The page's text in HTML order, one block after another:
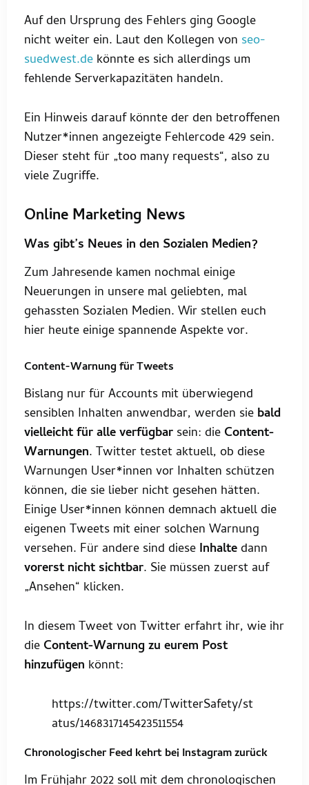
Auf den Ursprung des Fehlers ging Google
nicht weiter ein. Laut den Kollegen von seo-
suedwest.de könnte es sich allerdings um
fehlende Serverkapazitäten handeln.
Ein Hinweis darauf könnte der den betroffenen
Nutzer*innen angezeigte Fehlercode 429 sein.
Dieser steht für „too many requests“, also zu
viele Zugriffe.
Online Marketing News
Was gibt’s Neues in den Sozialen Medien?
Zum Jahresende kamen nochmal einige
Neuerungen in unsere mal geliebten, mal
gehassten Sozialen Medien. Wir stellen euch
hier heute einige spannende Aspekte vor.
Content-Warnung für Tweets
Bislang nur für Accounts mit überwiegend
sensiblen Inhalten anwendbar, werden sie bald
vielleicht für alle verfügbar sein: die Content-
Warnungen. Twitter testet aktuell, ob diese
Warnungen User*innen vor Inhalten schützen
können, die sie lieber nicht gesehen hätten.
Einige User*innen können demnach aktuell die
eigenen Tweets mit einer solchen Warnung
versehen. Für andere sind diese Inhaltedann
vorerst nicht sichtbar. Sie müssen zuerst auf
„Ansehen“ klicken.
In diesem Tweet von Twitter erfahrt ihr, wie ihr
die Content-Warnung zu eurem Post
hinzufügen könnt:
https://twitter.com/TwitterSafety/st
atus/1468317145423511554
Chronologischer Feed kehrt bei Instagram zurück